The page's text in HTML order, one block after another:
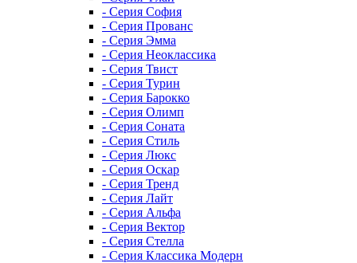
- Серия София
- Серия Прованс
- Серия Эмма
- Серия Неоклассика
- Серия Твист
- Серия Турин
- Серия Барокко
- Серия Олимп
- Серия Соната
- Серия Стиль
- Серия Люкс
- Серия Оскар
- Серия Тренд
- Серия Лайт
- Серия Альфа
- Серия Вектор
- Серия Стелла
- Серия Классика Модерн